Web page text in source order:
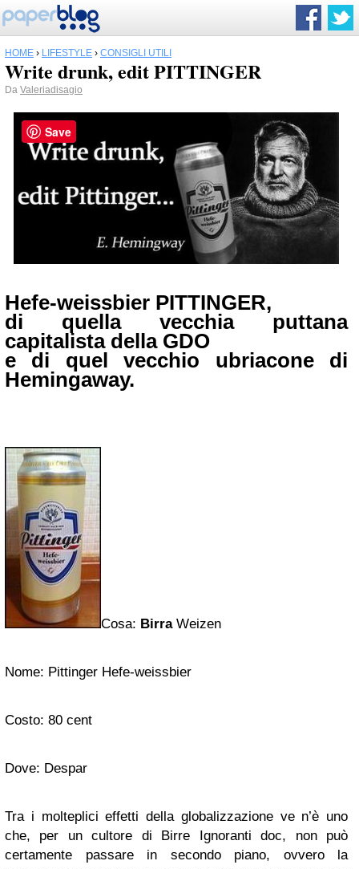
HOME › LIFESTYLE › CONSIGLI UTILI
Write drunk, edit PITTINGER
Da Valeriadisagio
Hefe-weissbier PITTINGER,
di quella vecchia puttana
capitalista della GDO
e di quel vecchio ubriacone di
Hemingaway.
Cosa: BirraWeizen
Nome: Pittinger Hefe-weissbier
Costo: 80 cent
Dove: Despar
Tra i molteplici effetti della globalizzazione ve n’è uno
che, per un cultore di Birre Ignoranti doc, non può
certamente passare in secondo piano, ovvero la
Save